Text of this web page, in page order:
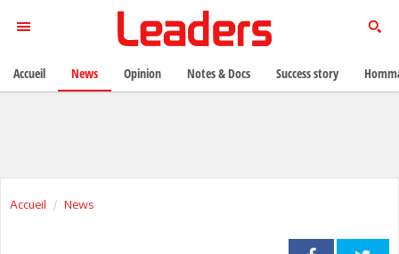
Accueil News
Accueil News Opinion Notes & Docs Success story